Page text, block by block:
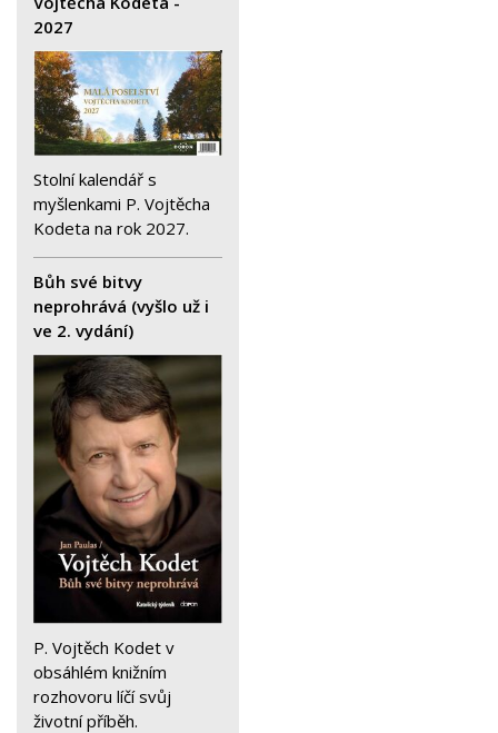
2027
Stolní kalendář s
myšlenkami P. Vojtěcha
Kodeta na rok 2027.
Bůh své bitvy
neprohrává (vyšlo už i
ve 2. vydání)
P. Vojtěch Kodet v
obsáhlém knižním
rozhovoru líčí svůj
životní příběh.